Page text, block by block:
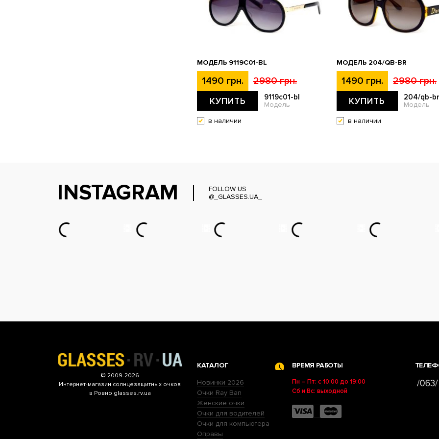
МОДЕЛЬ 9119С01-BL
1490 грн. 2980 грн.
КУПИТЬ 9119с01-bl
Модель
в наличии
МОДЕЛЬ 204/QB-BR
1490 грн. 2980 грн.
КУПИТЬ 204/qb-br
Модель
в наличии
INSTAGRAM
FOLLOW US
@_GLASSES.UA_
© 2009-2026
Интернет-магазин солнцезащитных очков
в Ровно glasses.rv.ua
КАТАЛОГ
Новинки 2026
Очки Ray Ban
Женские очки
Очки для водителей
Очки для компьютера
Оправы
ВРЕМЯ РАБОТЫ
Пн – Пт: с 10:00 до 19:00
Сб и Вс: выходной